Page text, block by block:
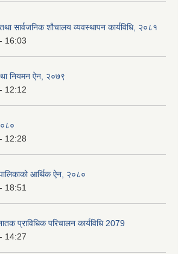
सार्वजनिक शौचालय व्यवस्थापन कार्यविधि, २०८१
16:03
नियमन ऐन, २०७९
12:12
12:28
आर्थिक ऐन, २०८०
18:51
प्राविधिक परिचालन कार्यविधि 2079
14:27